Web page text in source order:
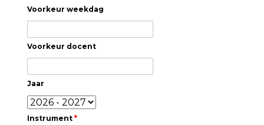
Voorkeur weekdag
Voorkeur docent
Jaar
Instrument *